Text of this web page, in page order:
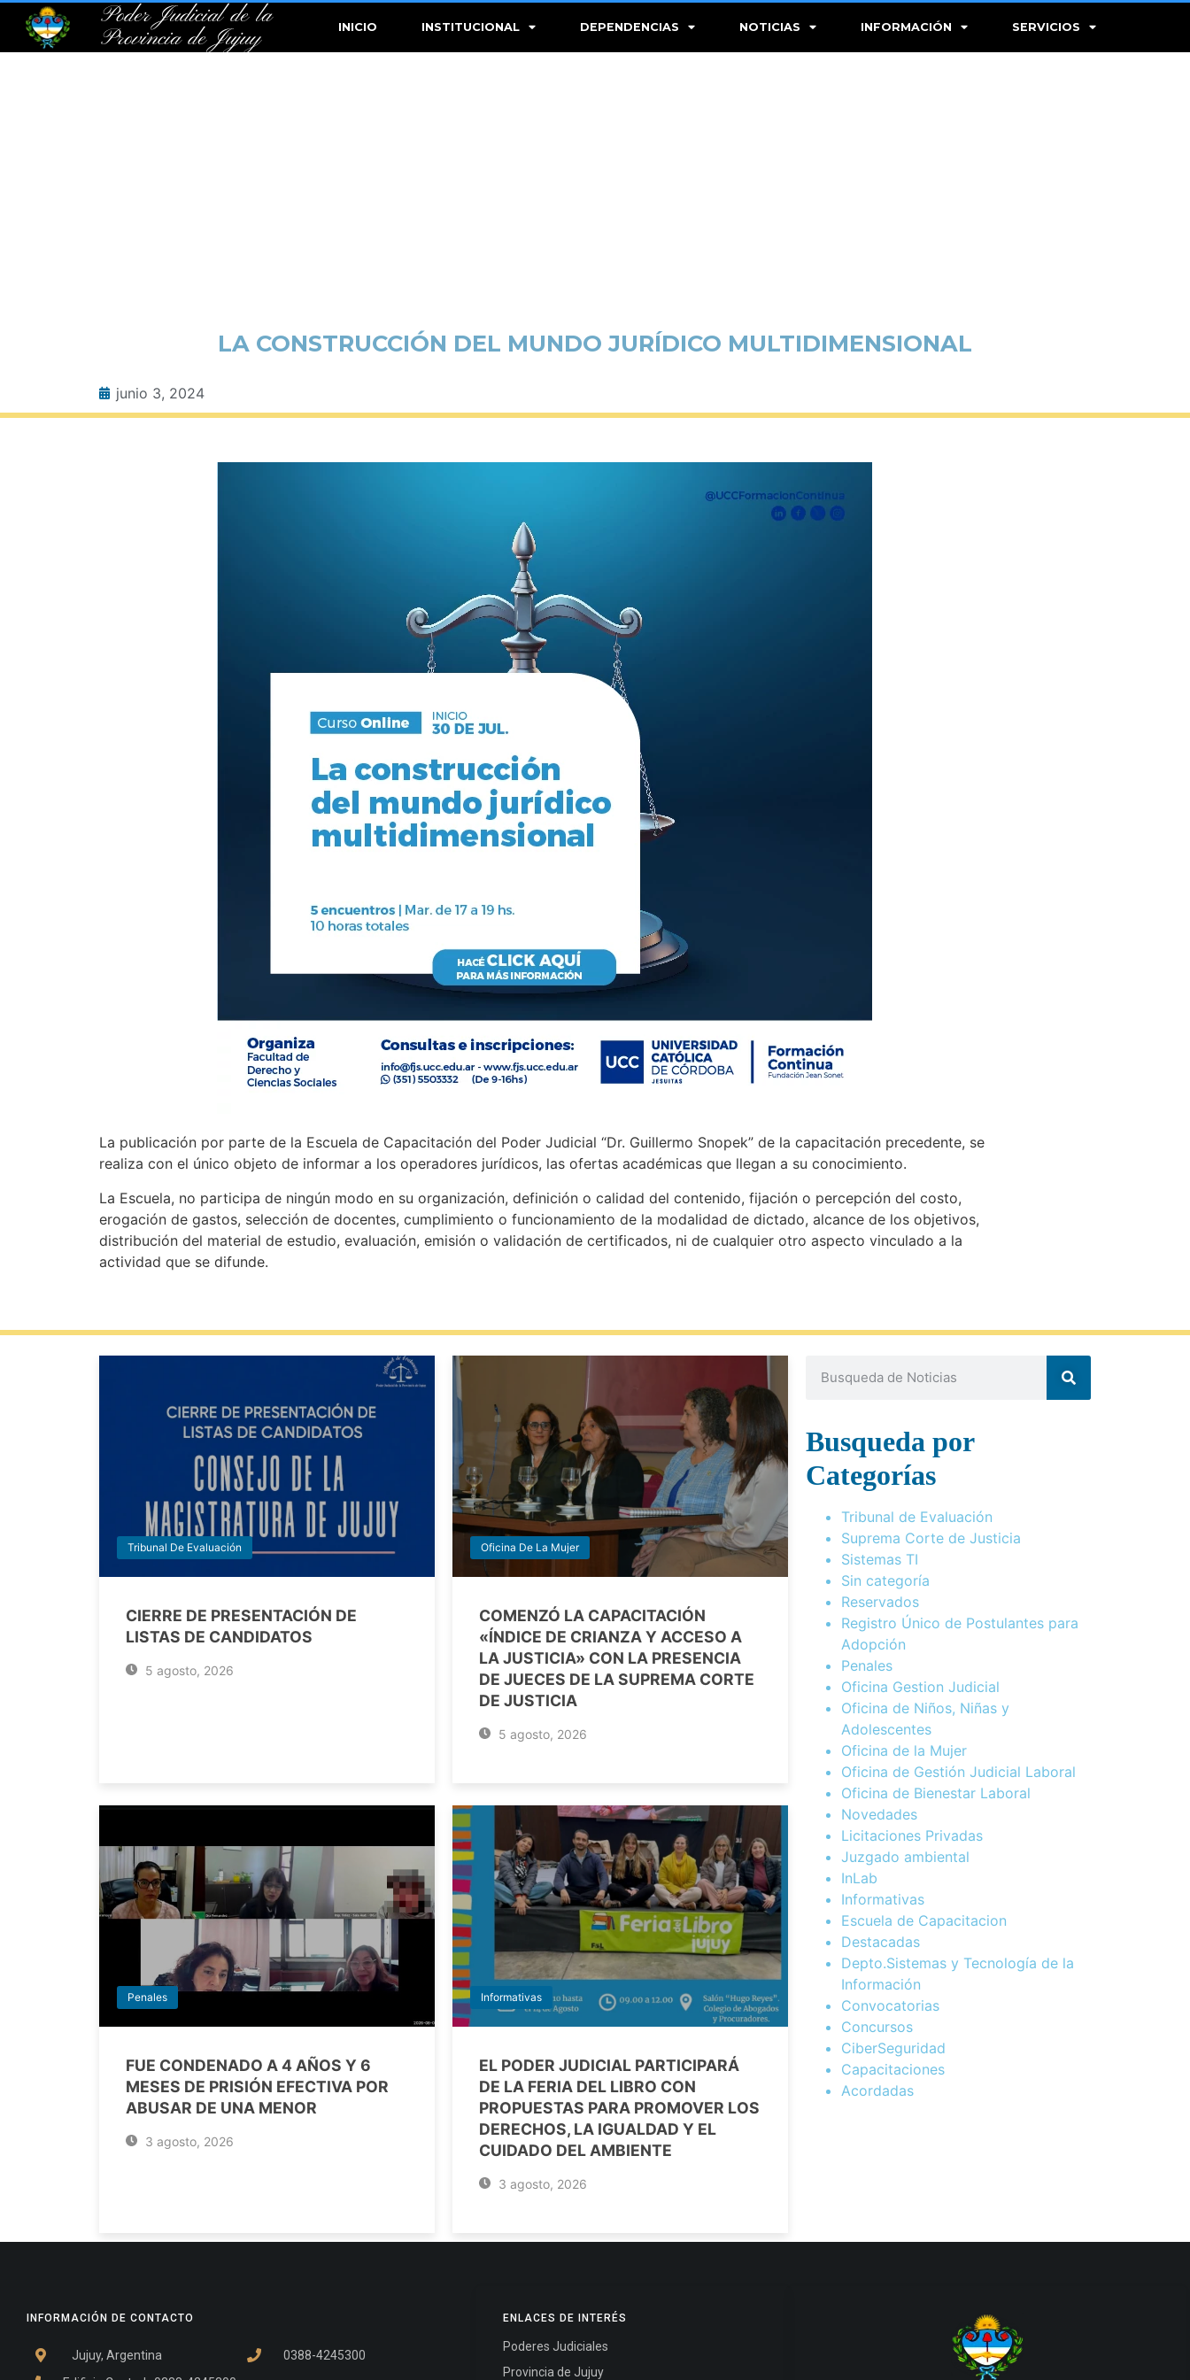
Poder Judicial de la
Provincia de Jujuy
INICIO INSTITUCIONAL DEPENDENCIAS NOTICIAS INFORMACIÓN SERVICIOS
LA CONSTRUCCIÓN DEL MUNDO JURÍDICO MULTIDIMENSIONAL
junio 3, 2024
La publicación por parte de la Escuela de Capacitación del Poder Judicial “Dr. Guillermo Snopek” de la capacitación precedente, se
realiza con el único objeto de informar a los operadores jurídicos, las ofertas académicas que llegan a su conocimiento.
La Escuela, no participa de ningún modo en su organización, definición o calidad del contenido, fijación o percepción del costo,
erogación de gastos, selección de docentes, cumplimiento o funcionamiento de la modalidad de dictado, alcance de los objetivos,
distribución del material de estudio, evaluación, emisión o validación de certificados, ni de cualquier otro aspecto vinculado a la
actividad que se difunde.
Tribunal De Evaluación
CIERRE DE PRESENTACIÓN DE
LISTAS DE CANDIDATOS
5 agosto, 2026
Oficina De La Mujer
COMENZÓ LA CAPACITACIÓN
«ÍNDICE DE CRIANZA Y ACCESO A
LA JUSTICIA» CON LA PRESENCIA
DE JUECES DE LA SUPREMA CORTE
DE JUSTICIA
5 agosto, 2026
Penales
FUE CONDENADO A 4 AÑOS Y 6
MESES DE PRISIÓN EFECTIVA POR
ABUSAR DE UNA MENOR
3 agosto, 2026
Informativas
EL PODER JUDICIAL PARTICIPARÁ
DE LA FERIA DEL LIBRO CON
PROPUESTAS PARA PROMOVER LOS
DERECHOS, LA IGUALDAD Y EL
CUIDADO DEL AMBIENTE
3 agosto, 2026
Busqueda por
Categorías
Tribunal de Evaluación
Suprema Corte de Justicia
Sistemas TI
Sin categoría
Reservados
Registro Único de Postulantes para
Adopción
Penales
Oficina Gestion Judicial
Oficina de Niños, Niñas y
Adolescentes
Oficina de la Mujer
Oficina de Gestión Judicial Laboral
Oficina de Bienestar Laboral
Novedades
Licitaciones Privadas
Juzgado ambiental
InLab
Informativas
Escuela de Capacitacion
Destacadas
Depto.Sistemas y Tecnología de la
Información
Convocatorias
Concursos
CiberSeguridad
Capacitaciones
Acordadas
INFORMACIÓN DE CONTACTO
Jujuy, Argentina
0388-4245300
ENLACES DE INTERÉS
Poderes Judiciales
Provincia de Jujuy